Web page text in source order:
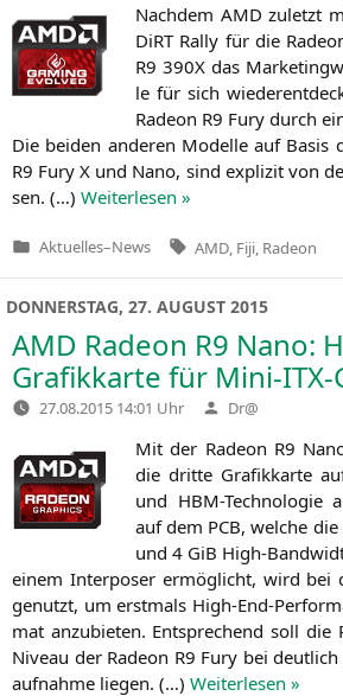
Nach­dem AMD zuletzt
DiRT Ral­ly für die
R9 390X das
le für sich
Rade­on R9 Fury durch
Die bei­den ande­ren Model­le auf Basis
R9 Fury X und Nano, sind expli­zit von
sen. (…) Wei­ter­le­sen »
Veröffentlicht
Aktuelles–News Tags:
AMD Fiji Radeon
DONNERSTAG, 27. AUGUST 2015
AMD Radeon R9 Nano:
Grafikkarte für Mini-ITX-
27.08.2015 14:01 Uhr Verfasst
von
Dr@
Mit der Rade­on R9
die drit­te Gra­fik­kar­te
und HBM-Tech­no­lo­gie
auf dem PCB, wel­che
und 4 GiB High-
einem Inter­po­ser ermög­licht, wird bei
genutzt, um erst­mals High-End-
mat anzu­bie­ten. Ent­spre­chend soll die
Niveau der Rade­on R9 Fury bei
auf­nah­me lie­gen. (…) Wei­ter­le­sen »